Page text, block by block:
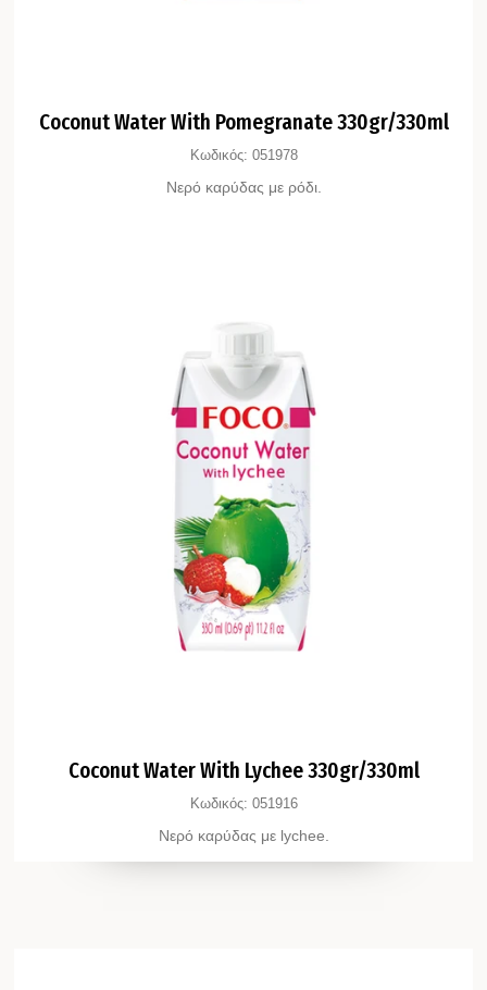
Coconut Water With Pomegranate 330gr/330ml
Κωδικός: 051978
Νερό καρύδας με ρόδι.
Coconut Water With Lychee 330gr/330ml
Κωδικός: 051916
Νερό καρύδας με lychee.